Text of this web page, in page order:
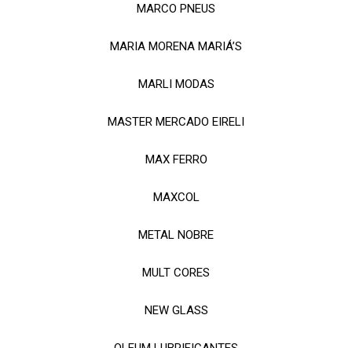
MARCO PNEUS
MARIA MORENA MARIÁ’S
MARLI MODAS
MASTER MERCADO EIRELI
MAX FERRO
MAXCOL
METAL NOBRE
MULT CORES
NEW GLASS